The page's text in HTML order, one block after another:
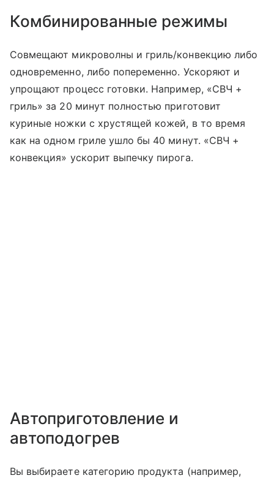
Комбинированные режимы
Совмещают микроволны и гриль/конвекцию либо
одновременно, либо попеременно. Ускоряют и
упрощают процесс готовки. Например, «СВЧ +
гриль» за 20 минут полностью приготовит
куриные ножки с хрустящей кожей, в то время
как на одном гриле ушло бы 40 минут. «СВЧ +
конвекция» ускорит выпечку пирога.
Автоприготовление и
автоподогрев
Вы выбираете категорию продукта (например,